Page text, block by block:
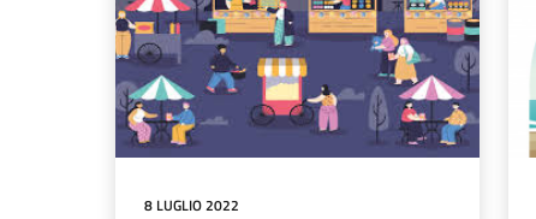
8 LUGLIO 2022